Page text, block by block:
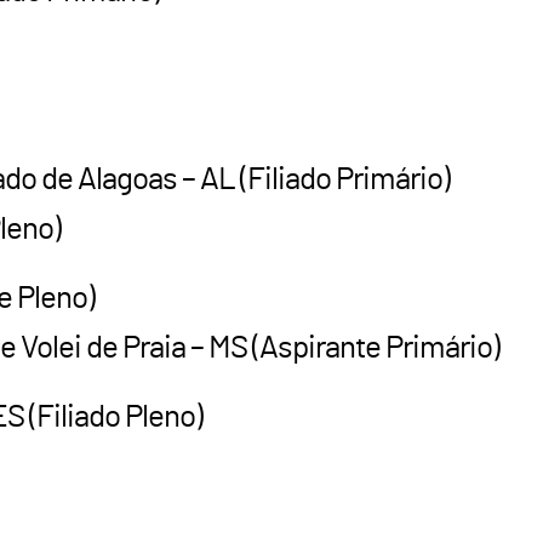
de Alagoas – AL (Filiado Primário)
Pleno)
de Praia – MS (Aspirante Primário)
(Filiado Pleno)